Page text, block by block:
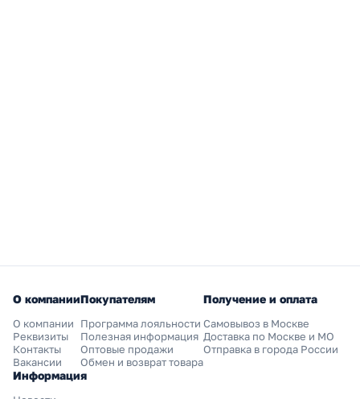
О компании
О компании
Реквизиты
Контакты
Вакансии
Покупателям
Программа лояльности
Полезная информация
Оптовые продажи
Обмен и возврат товара
Получение и оплата
Самовывоз в Москве
Доставка по Москве и МО
Отправка в города России
Информация